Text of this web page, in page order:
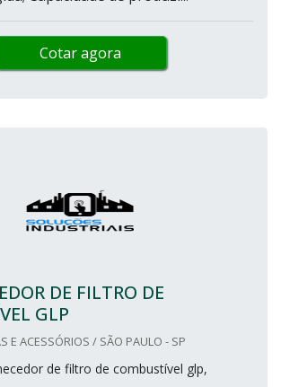
Cotar agora
DE FILTRO DE
GLP
E ACESSÓRIOS / SÃO PAULO - SP
de filtro de combustível glp,